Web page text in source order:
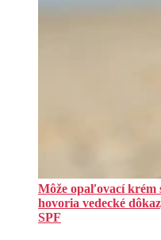
Môže opaľovací krém
hovoria vedecké
SPF